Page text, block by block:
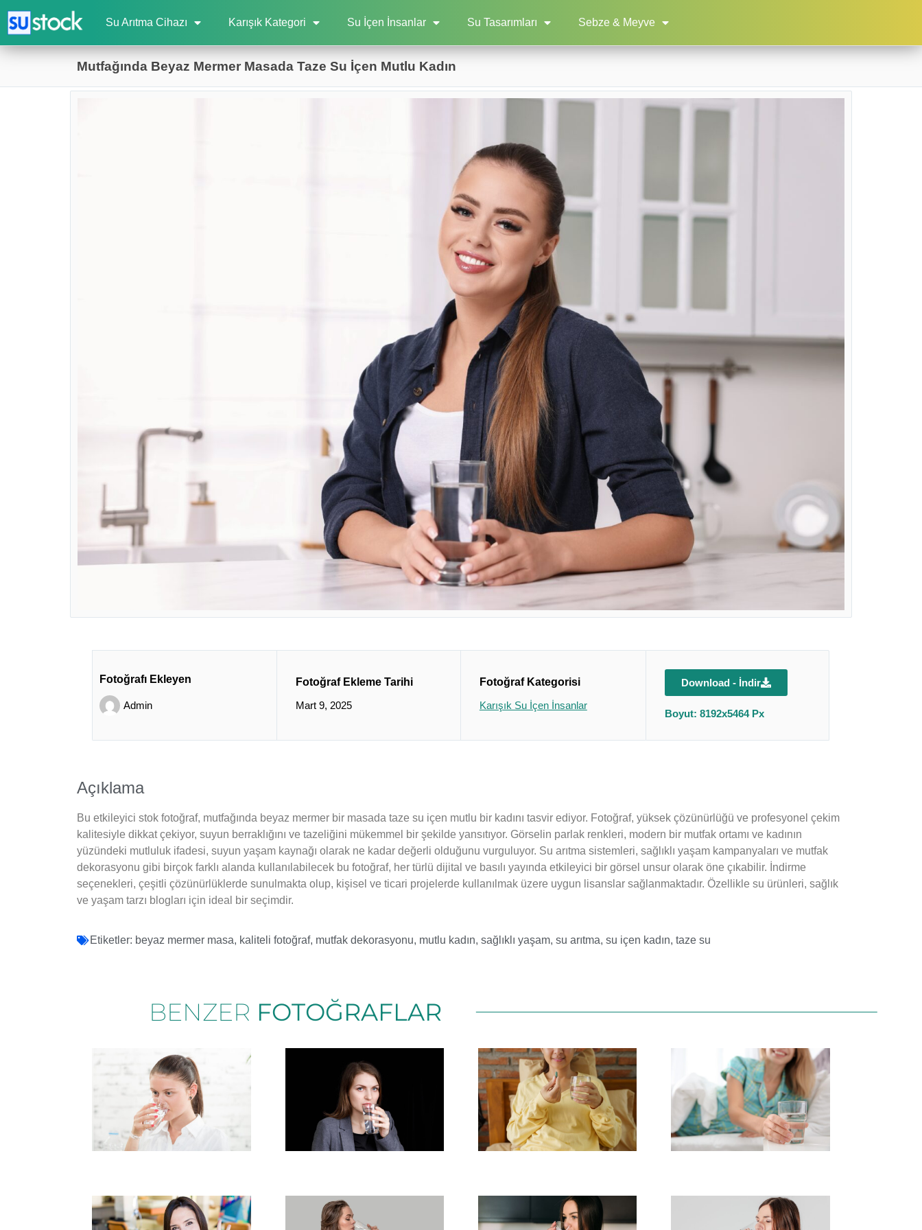
Su Arıtma Cihazı Karışık Kategori Su İçen İnsanlar Su Tasarımları Sebze & Meyve
Mutfağında Beyaz Mermer Masada Taze Su İçen Mutlu Kadın
Fotoğrafı Ekleyen
Admin
Fotoğraf Ekleme Tarihi
Mart 9, 2025
Fotoğraf Kategorisi
Karışık Su İçen İnsanlar
Download - İndir
Boyut: 8192x5464 Px
Açıklama
Bu etkileyici stok fotoğraf, mutfağında beyaz mermer bir masada taze su içen mutlu bir kadını tasvir ediyor. Fotoğraf, yüksek çözünürlüğü ve profesyonel çekim
kalitesiyle dikkat çekiyor, suyun berraklığını ve tazeliğini mükemmel bir şekilde yansıtıyor. Görselin parlak renkleri, modern bir mutfak ortamı ve kadının
yüzündeki mutluluk ifadesi, suyun yaşam kaynağı olarak ne kadar değerli olduğunu vurguluyor. Su arıtma sistemleri, sağlıklı yaşam kampanyaları ve mutfak
dekorasyonu gibi birçok farklı alanda kullanılabilecek bu fotoğraf, her türlü dijital ve basılı yayında etkileyici bir görsel unsur olarak öne çıkabilir. İndirme
seçenekleri, çeşitli çözünürlüklerde sunulmakta olup, kişisel ve ticari projelerde kullanılmak üzere uygun lisanslar sağlanmaktadır. Özellikle su ürünleri, sağlık
ve yaşam tarzı blogları için ideal bir seçimdir.
Etiketler: beyaz mermer masa, kaliteli fotoğraf, mutfak dekorasyonu, mutlu kadın, sağlıklı yaşam, su arıtma, su içen kadın, taze su
BENZER FOTOĞRAFLAR